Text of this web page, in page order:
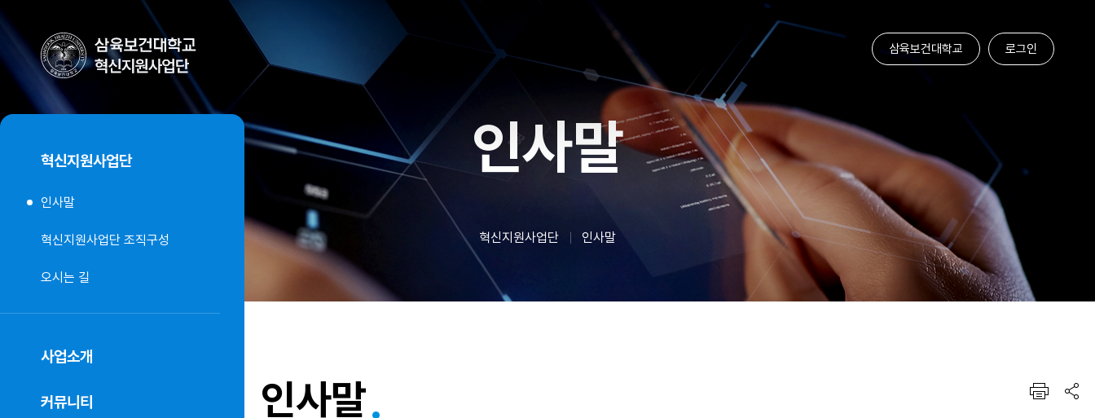
삼육보건대학교 로그인
혁신지원사업단
인사말
혁신지원사업단 조직구성
오시는 길
사업소개
커뮤니티
인사말
혁신지원사업단 인사말
인사말 프린트 공유하기